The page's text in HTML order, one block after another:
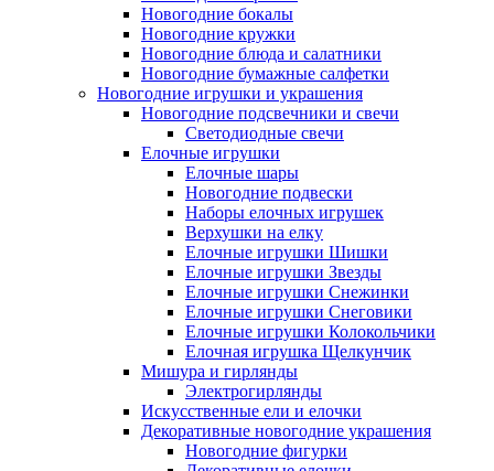
Новогодние бокалы
Новогодние кружки
Новогодние блюда и салатники
Новогодние бумажные салфетки
Новогодние игрушки и украшения
Новогодние подсвечники и свечи
Светодиодные свечи
Елочные игрушки
Елочные шары
Новогодние подвески
Наборы елочных игрушек
Верхушки на елку
Елочные игрушки Шишки
Елочные игрушки Звезды
Елочные игрушки Снежинки
Елочные игрушки Снеговики
Елочные игрушки Колокольчики
Елочная игрушка Щелкунчик
Мишура и гирлянды
Электрогирлянды
Искусственные ели и елочки
Декоративные новогодние украшения
Новогодние фигурки